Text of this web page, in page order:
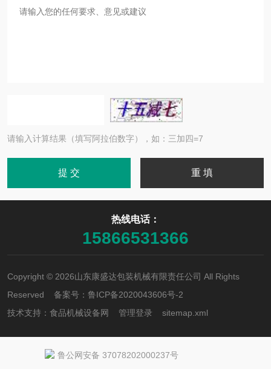
请输入计算结果（填写阿拉伯数字），如：三加四=7
热线电话：
15866531366
Copyright © 2026山东康盛达包装机械有限责任公司 All Rights
Reserved 备案号： 鲁ICP备2020043606号-2
技术支持： 食品机械设备网 管理登录 sitemap.xml
鲁公网安备 37078202000237号